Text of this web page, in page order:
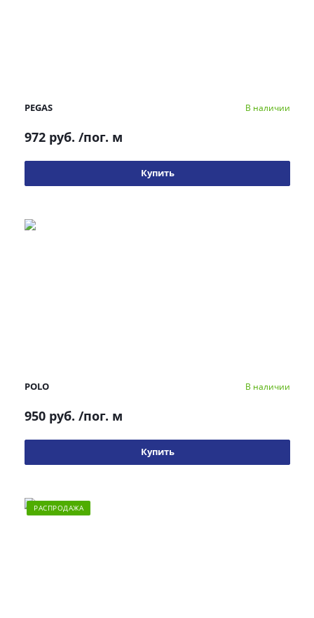
PEGAS В наличии
972 руб. /пог. м
Купить
POLO В наличии
950 руб. /пог. м
Купить
РАСПРОДАЖА